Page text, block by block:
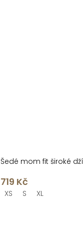
Šedé mom fit široké
719 Kč
XS S XL